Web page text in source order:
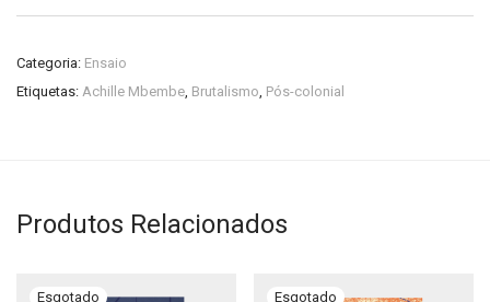
Categoria: Ensaio
Etiquetas: Achille Mbembe, Brutalismo, Pós-colonial
Produtos Relacionados